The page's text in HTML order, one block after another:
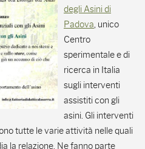
degli Asini di
Padova, unico
Centro
sperimentale e di
ricerca in Italia
sugli interventi
assistiti con gli
asini. Gli interventi
tutte le varie attività nelle quali
la relazione. Ne fanno parte